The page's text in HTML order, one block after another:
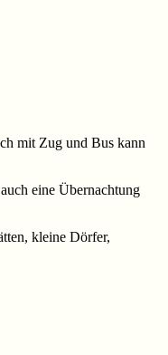
mit Zug und Bus kann
eine Übernachtung
kleine Dörfer,